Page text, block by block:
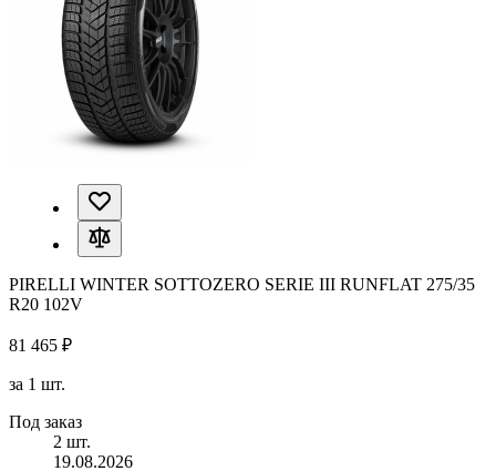
PIRELLI WINTER SOTTOZERO SERIE III RUNFLAT 275/35
R20 102V
81 465 ₽
за 1 шт.
Под заказ
2 шт.
19.08.2026